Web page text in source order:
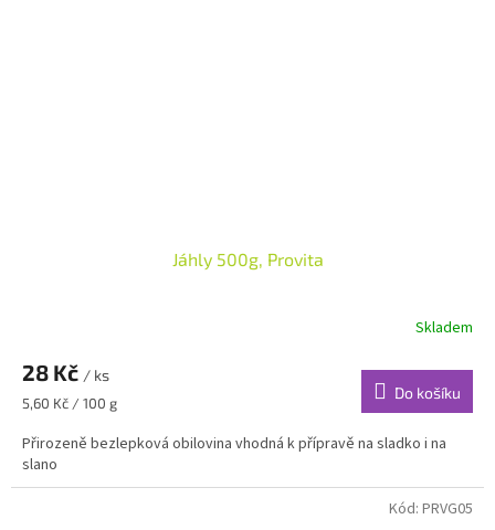
Jáhly 500g, Provita
Skladem
28 Kč / ks
Měrná
5,60 Kč / 100 g
Do košíku
Přirozeně bezlepková obilovina vhodná k přípravě na sladko i na
slano
Kód: PRVG05